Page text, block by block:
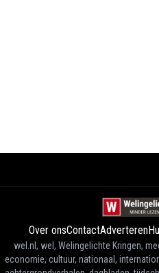
Over onsContactAdverteren
wel.nl, wel, Welingelichte Kringen,
economie, cultuur, nationaal,